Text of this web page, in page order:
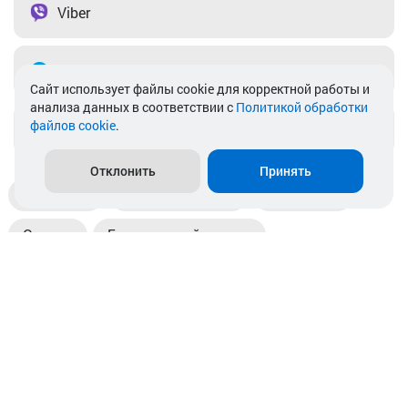
Viber
info@akkamulik.by
Пункты выдачи Магазины
Оплата Безналичный расчет
Cайт использует файлы cookie для корректной работы и
анализа данных в соответствии с Политикой обработки
файлов cookie.
Отклонить Принять